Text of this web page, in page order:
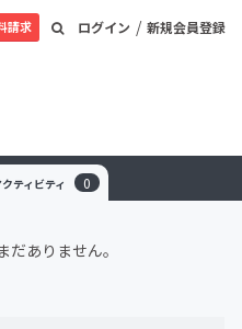
ログイン / 新規会員登録
請求
クティビティ 0
だありません。